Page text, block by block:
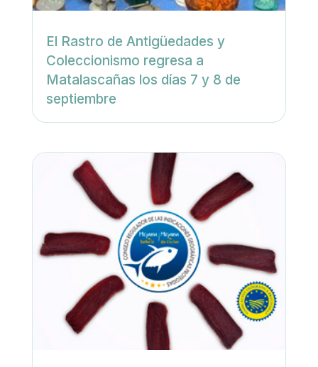
El Rastro de Antigüedades y
Coleccionismo regresa a
Matalascañas los días 7 y 8 de
septiembre